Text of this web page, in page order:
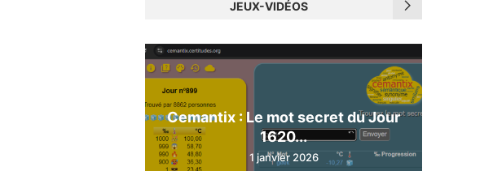
JEUX-VIDÉOS
Cemantix : Le mot secret du Jour
1620...
1 janvier 2026